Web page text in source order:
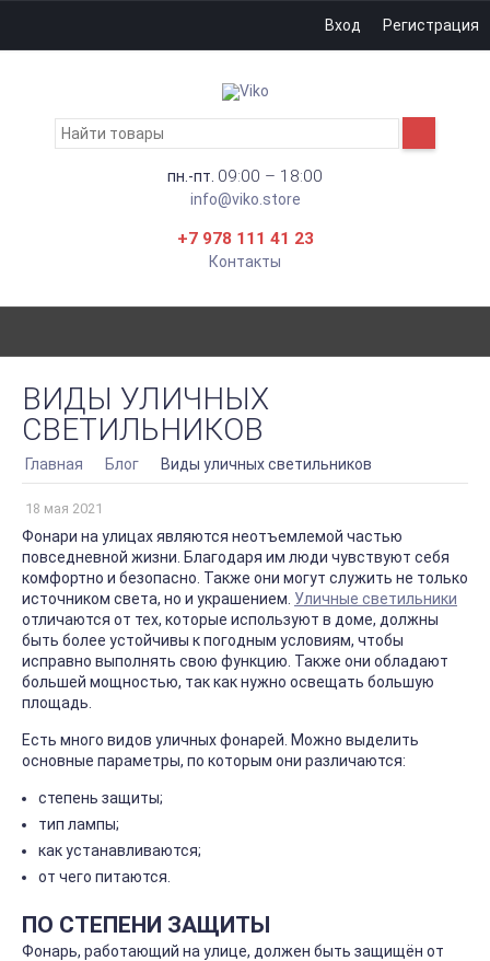
Вход Регистрация
пн.-пт. 09:00 – 18:00
info@viko.store
+7 978 111 41 23
Контакты
ВИДЫ УЛИЧНЫХ
СВЕТИЛЬНИКОВ
Главная Блог Виды уличных светильников
18 мая 2021
Фонари на улицах являются неотъемлемой частью
повседневной жизни. Благодаря им люди чувствуют себя
комфортно и безопасно. Также они могут служить не только
источником света, но и украшением. Уличные светильники
отличаются от тех, которые используют в доме, должны
быть более устойчивы к погодным условиям, чтобы
исправно выполнять свою функцию. Также они обладают
большей мощностью, так как нужно освещать большую
площадь.
Есть много видов уличных фонарей. Можно выделить
основные параметры, по которым они различаются:
степень защиты;
тип лампы;
как устанавливаются;
от чего питаются.
ПО СТЕПЕНИ ЗАЩИТЫ
Фонарь, работающий на улице, должен быть защищён от